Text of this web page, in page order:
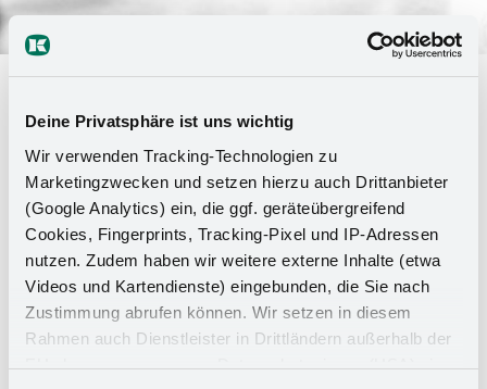
Deine Privatsphäre ist uns wichtig
Wir verwenden Tracking-Technologien zu
Marketingzwecken und setzen hierzu auch Drittanbieter
(Google Analytics) ein, die ggf. geräteübergreifend
Cookies, Fingerprints, Tracking-Pixel und IP-Adressen
nutzen. Zudem haben wir weitere externe Inhalte (etwa
Videos und Kartendienste) eingebunden, die Sie nach
Zustimmung abrufen können. Wir setzen in diesem
Rahmen auch Dienstleister in Drittländern außerhalb der
EU ohne angemessenes Datenschutzniveau (USA) ein,
du marketing de Kesseböhmer
La société Kesseböhmer GmbH, Bad Essen, a
commencé à réorganiser son marketing. Thore
Brors (51 ans) en a pris la direction le 1er mai
2022. Cet expert en marketing et en
communication succède ainsi à Holger Schmitz,
qui a souhaité prendre sa retraite partielle.
Kesseböhmer a créé un nouveau poste, celui de
"directeur du marketing numérique". Irina Gerhard